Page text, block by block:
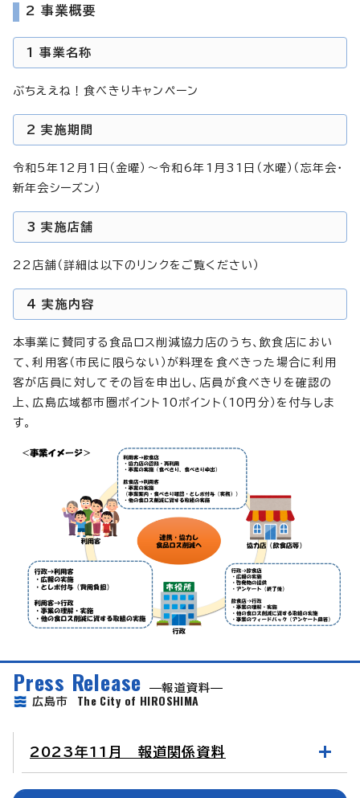
2 事業概要
1 事業名称
ぶちええね！食べきりキャンペーン
2 実施期間
令和5年12月1日（金曜）～令和6年1月31日（水曜）（忘年会・
新年会シーズン）
3 実施店舗
22店舗（詳細は以下のリンクをご覧ください）
4 実施内容
本事業に賛同する食品ロス削減協力店のうち、飲食店におい
て、利用客（市民に限らない）が料理を食べきった場合に利用
客が店員に対してその旨を申出し、店員が食べきりを確認の
上、広島広域都市圏ポイント10ポイント（10円分）を付与しま
す。
Press Release
報道資料
広島市 The City of HIROSHIMA
2023年11月 報道関係資料